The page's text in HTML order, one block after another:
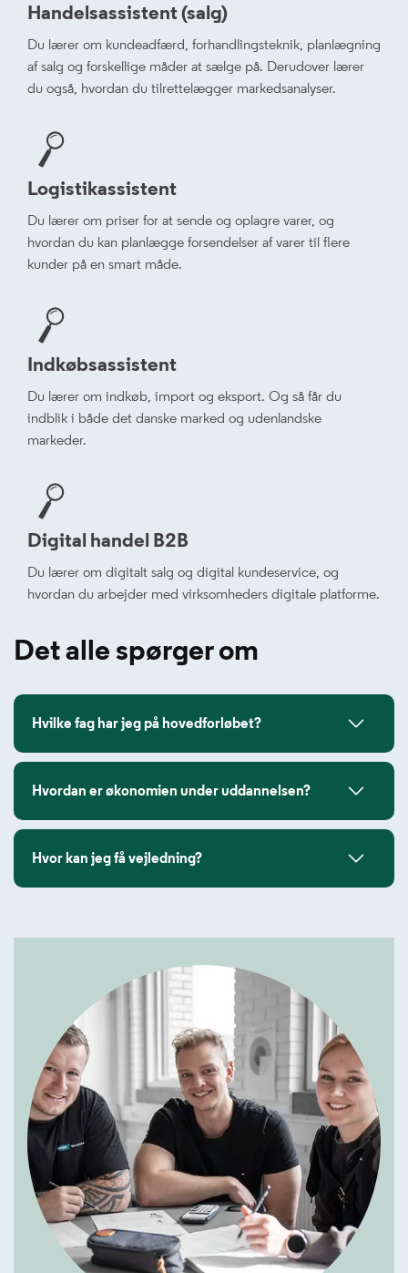
Handelsassistent (salg)
Du lærer om kundeadfærd, forhandlingsteknik, planlægning
af salg og forskellige måder at sælge på. Derudover lærer
du også, hvordan du tilrettelægger markedsanalyser.
Logistikassistent
Du lærer om priser for at sende og oplagre varer, og
hvordan du kan planlægge forsendelser af varer til flere
kunder på en smart måde.
Indkøbsassistent
Du lærer om indkøb, import og eksport. Og så får du
indblik i både det danske marked og udenlandske
markeder.
Digital handel B2B
Du lærer om digitalt salg og digital kundeservice, og
hvordan du arbejder med virksomheders digitale platforme.
Det alle spørger om
Hvilke fag har jeg på hovedforløbet?
Hvordan er økonomien under uddannelsen?
Hvor kan jeg få vejledning?